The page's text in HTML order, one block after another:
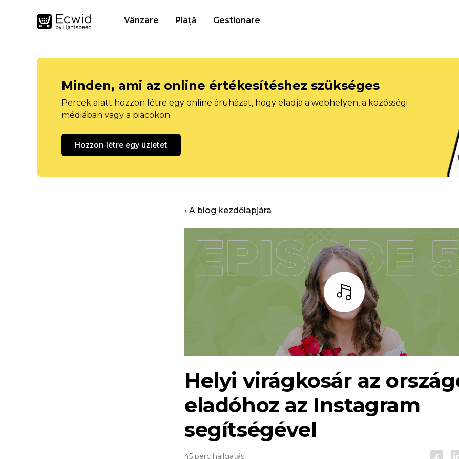
Vânzare Piață Gestionare
Minden, ami az online értékesítéshez szükséges
Percek alatt hozzon létre egy online áruházat, hogy eladja a webhelyen, a közösségi
médiában vagy a piacokon.
Hozzon létre egy üzletet
‹ A blog kezdőlapjára
Hallgass
Helyi virágkosár az
eladóhoz az Instagram
segítségével
45 perc hallgatás